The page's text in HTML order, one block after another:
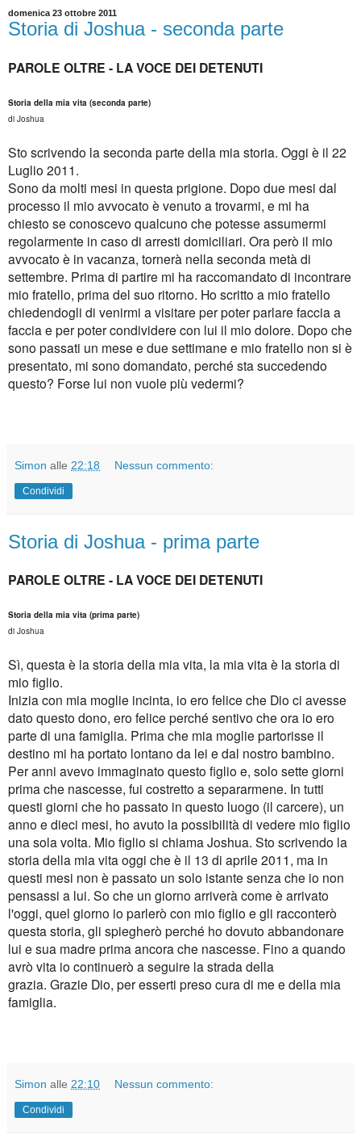
domenica 23 ottobre 2011
Storia di Joshua - seconda parte
PAROLE OLTRE - LA VOCE DEI DETENUTI
Storia della mia vita (seconda parte)
di Joshua
Sto scrivendo la seconda parte della mia storia. Oggi è il 22
Luglio 2011.
Sono da molti mesi in questa prigione. Dopo due mesi dal
processo il mio avvocato è venuto a trovarmi, e mi ha
chiesto se conoscevo qualcuno che potesse assumermi
regolarmente in caso di arresti domiciliari. Ora però il mio
avvocato è in vacanza, tornerà nella seconda metàdi
settembre. Prima di partire mi ha raccomandato di incontrare
mio fratello, prima del suo ritorno. Ho scritto a mio fratello
chiedendogli di venirmi a visitare per poter parlare faccia a
faccia e per poter condividere con lui il mio dolore. Dopo che
sono passati un mese e due settimane e mio fratello non si è
presentato, mi sono domandato, perché sta succedendo
questo? Forse lui non vuole più vedermi?
Simon alle 22:18 Nessun commento:
Condividi
Storia di Joshua - prima parte
PAROLE OLTRE - LA VOCE DEI DETENUTI
Storia della mia vita (prima parte)
di Joshua
Sì, questaè la storia della mia vita, la mia vitaè la storia di
mio figlio.
Inizia con mia moglie incinta, io ero felice che Dio ci avesse
dato questo dono, ero felice perché sentivo che ora io ero
parte di una famiglia. Prima che mia moglie partorisse il
destino mi ha portato lontano da lei e dal nostro bambino.
Per anni avevo immaginato questo figlio e, solo sette giorni
prima che nascesse, fui costretto a separarmene. In tutti
questi giorni che ho passato in questo luogo (il carcere), un
anno e dieci mesi, ho avuto la possibilitàdi vedere mio figlio
una sola volta. Mio figlio si chiama Joshua. Sto scrivendo la
storia della mia vita oggi che è il 13 di aprile 2011, ma in
questi mesi non è passato un solo istante senza che io non
pensassi a lui. So che un giorno arriveràcome è arrivato
l'oggi, quel giorno io parlerò con mio figlio e gli racconterò
questa storia, gli spiegherò perché ho dovuto abbandonare
lui e sua madre prima ancora che nascesse. Fino a quando
avrò vita io continuerò a seguire la strada della
grazia. Grazie Dio, per esserti preso cura di me e della mia
famiglia.
Simon alle 22:10 Nessun commento:
Condividi